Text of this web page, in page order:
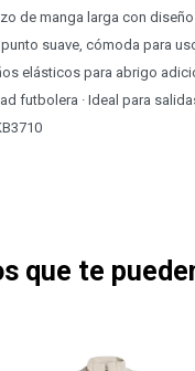
de manga larga con
suave, cómoda para
elásticos para abrigo
futbolera · Ideal para
que te